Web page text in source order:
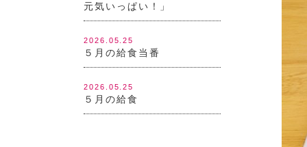
元気いっぱい！」
2026.05.25
５月の給食当番
2026.05.25
５月の給食